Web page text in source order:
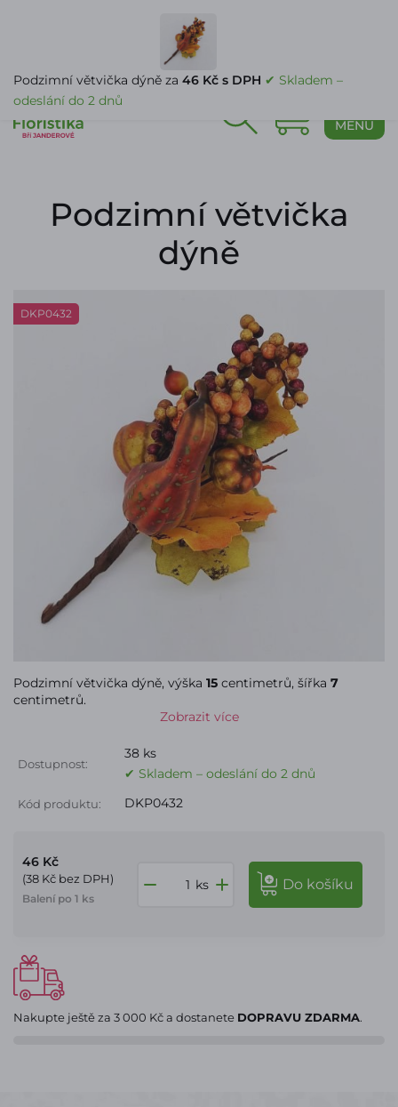
MENU
Podzimní větvička
dýně
DKP0432
Podzimní větvička dýně, výška 15 centimetrů, šířka 7
centimetrů.
Zobrazit více
Dostupnost:
38 ks
✔ Skladem – odeslání do 2 dnů
Kód produktu: DKP0432
46 Kč
(38 Kč bez DPH)
Balení po 1 ks
ks do košíku
Nakupte ještě za 3 000 Kča dostanete DOPRAVU ZDARMA.
Podzimní větvička dýně za 46 Kč s DPH ✔ Skladem –
odeslání do 2 dnů